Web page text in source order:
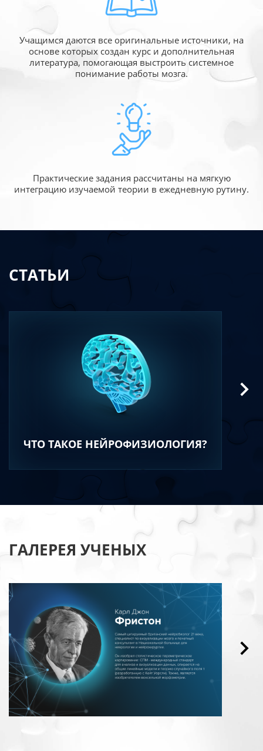
Учащимся даются все оригинальные источники, на
основе которых создан курс и дополнительная
литература, помогающая выстроить системное
понимание работы мозга.
Практические задания рассчитаны на мягкую
интеграцию изучаемой теории в ежедневную рутину.
СТАТЬИ
ЧТО ТАКОЕ НЕЙРОФИЗИОЛОГИЯ?
ГАЛЕРЕЯ УЧЕНЫХ